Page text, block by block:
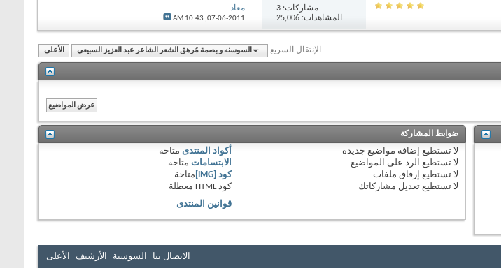
مشاركات:3
المشاهدات: 25,006
معاذ
07-06-2011,
10:43 AM
الإنتقال السريع السوسنه و بصمة مُرهق الشعر الشاعر عبد العزيز السبيعي الأعلى
ضوابط المشاركة
لا تستطيع إضافة مواضيع جديدة
لا تستطيع الرد على المواضيع
لا تستطيع إرفاق ملفات
لا تستطيع تعديل مشاركاتك
أكواد المنتدى متاحة
الابتسامات متاحة
كود [IMG]
متاحة
كود HTML
معطلة
قوانين المنتدى
الاتصال بنا السوسنة الأرشيف الأعلى